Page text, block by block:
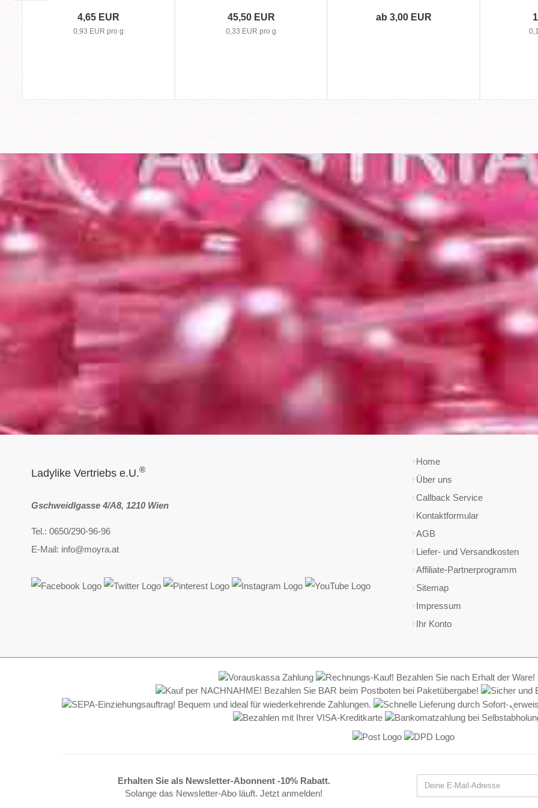
4,65 EUR
0,93 EUR pro g
45,50 EUR
0,33 EUR pro g
ab 3,00 EUR
Ladylike Vertriebs e.U.®
Gschweidlgasse 4/A8, 1210 Wien
Tel.: 0650/290-96-96
E-Mail: info@moyra.at
Home
Über uns
Callback Service
Kontaktformular
AGB
Liefer- und Versandkosten
Affiliate-Partnerprogramm
Sitemap
Impressum
Ihr Konto
Erhalten Sie als Newsletter-Abonnent -10% Rabatt.
Solange das Newsletter-Abo läuft. Jetzt anmelden!